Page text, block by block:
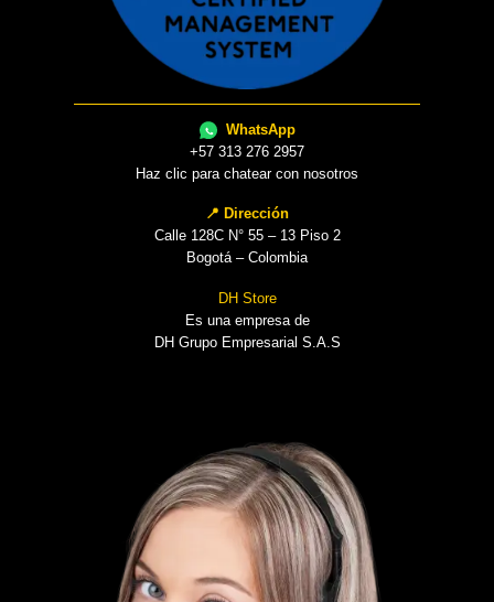
WhatsApp
+57 313 276 2957
Haz clic para chatear con nosotros
📍 Dirección
Calle 128C N° 55 – 13 Piso 2
Bogotá – Colombia
DH Store
Es una empresa de
DH Grupo Empresarial S.A.S